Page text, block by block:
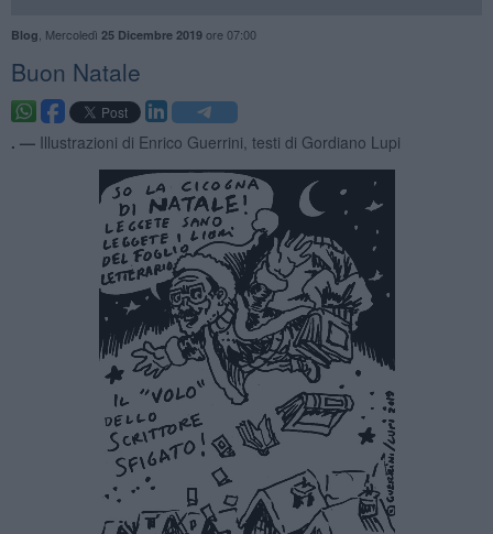
Blog Mercoledì 25 Dicembre 2019ore 07:00
Buon Natale
. — Illustrazioni di Enrico Guerrini, testi di Gordiano Lupi